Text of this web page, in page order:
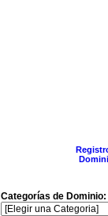
Categorías de Dominio: